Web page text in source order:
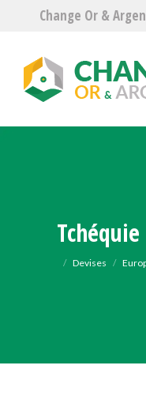
Change Or &
Tchéquie
Vous êtes ici :
Devises
ACCUEIL